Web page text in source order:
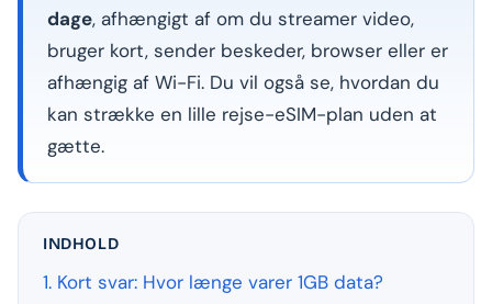
dage, afhængigt af om du streamer video,
bruger kort, sender beskeder, browser eller er
afhængig af Wi-Fi. Du vil også se, hvordan du
kan strække en lille rejse-eSIM-plan uden at
gætte.
INDHOLD
1. Kort svar: Hvor længe varer 1GB data?